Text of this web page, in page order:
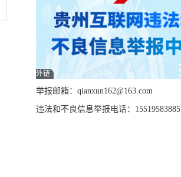
外链
举报邮箱：qianxun162@163.com
违法和不良信息举报电话：15519583885